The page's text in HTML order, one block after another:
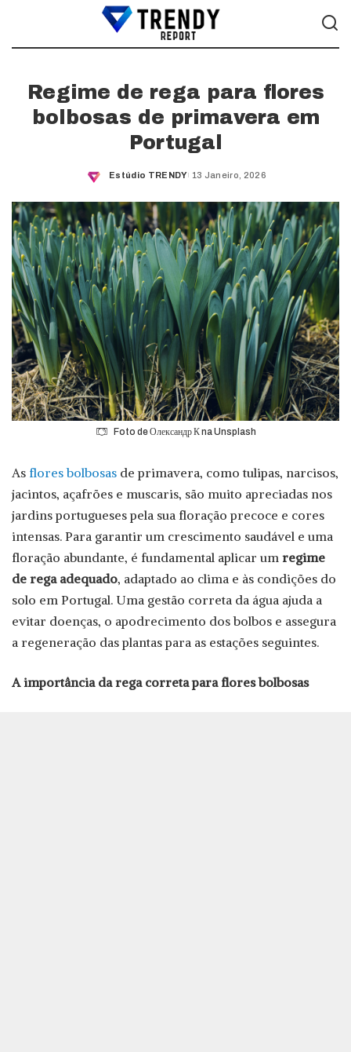
Regime de rega para flores
bolbosas de primavera em
Portugal
Posted
Estúdio TRENDY 13 Janeiro, 2026
Foto deОлександр КnaUnsplash
As flores bolbosas de primavera, como tulipas, narcisos,
jacintos, açafrões e muscaris, são muito apreciadas nos
jardins portugueses pela sua floração precoce e cores
intensas. Para garantir um crescimento saudável e uma
floração abundante, é fundamental aplicar um regime
de rega adequado, adaptado ao clima e às condições do
solo em Portugal. Uma gestão correta da água ajuda a
evitar doenças, o apodrecimento dos bolbos e assegura
a regeneração das plantas para as estações seguintes.
A importância da rega correta para flores bolbosas